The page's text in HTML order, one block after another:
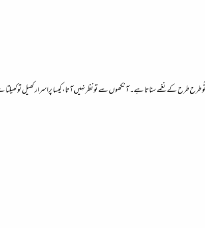
طرح کے نغمے سناتا ہے۔ آنکھوں سے تو نظرنہیں آتا،کیسا پراسرار کھیل